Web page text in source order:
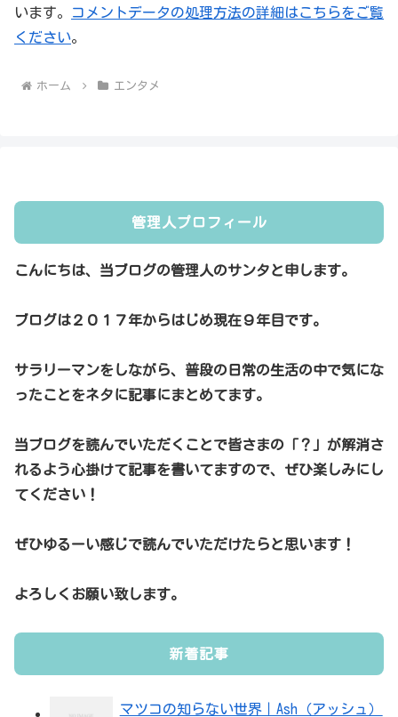
います。
コメントデータの処理方法の詳細はこちらをご覧
ください。
ホーム エンタメ
管理人プロフィール
こんにちは、当ブログの管理人のサンタと申します。
ブログは２０１７年からはじめ現在９年目です。
サラリーマンをしながら、普段の日常の生活の中で気にな
ったことをネタに記事にまとめてます。
当ブログを読んでいただくことで皆さまの「？」が解消さ
れるよう心掛けて記事を書いてますので、ぜひ楽しみにし
てください！
ぜひゆるーい感じで読んでいただけたらと思います！
よろしくお願い致します。
新着記事
マツコの知らない世界｜Ash（アッシュ）